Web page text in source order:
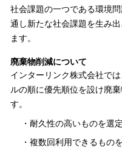
社会課題の一つである環境
通し新たな社会課題を生み
ます。
廃棄物削減について
インターリンク株式会社で
ルの順に優先順位を設け廃
す。​
耐久性の高いものを選
複数回利用できるもの